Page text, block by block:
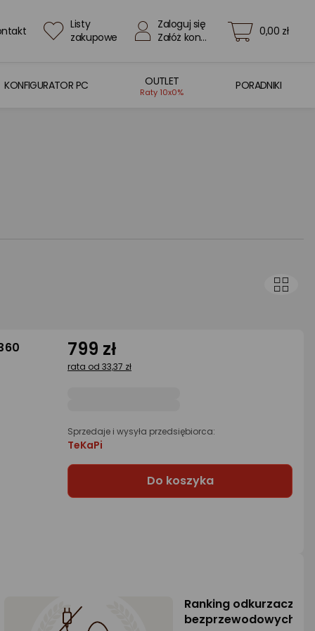
Listy
zakupowe
Zaloguj się
Załóż konto
0,00 zł
KONFIGURATOR PC OUTLET
Raty 10x0%
PORADNIKI
799 zł
rata od 33,37 zł
Sprzedaje i wysyła przedsiębiorca:
TeKaPi
Do koszyka
Ranking odkurzaczy
bezprzewodowych